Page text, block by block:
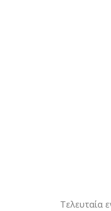
Τελευταία